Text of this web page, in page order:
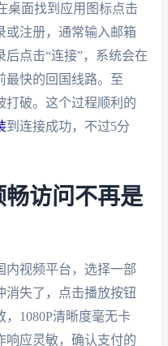
桌面找到应用图标点击
或注册，通常输入邮箱
点击“连接”，系统会在
最快的回国线路。至
打破。这个过程顺利的
到连接成功，不过5分
访问不再是
内视频平台，选择一部
消失了，点击播放按钮
1080P清晰度毫无卡
响应灵敏，确认支付的